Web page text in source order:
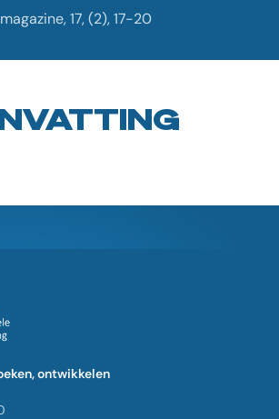
17, (2), 17-20
ontwikkelen